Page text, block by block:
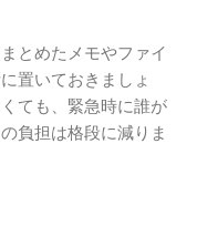
とめたメモやファイ
置いておきましょ
ても、緊急時に誰が
負担は格段に減りま